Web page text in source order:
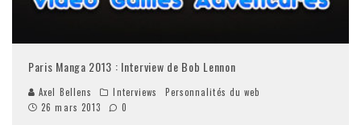
Paris Manga 2013 : Interview de Bob Lennon
Axel Bellens Interviews
Personnalités du web
26 mars 2013
0